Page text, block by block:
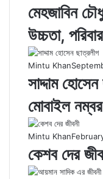
মেহজাবিন
উচ্চতা,
Mintu Khan
সাদ্দাম
মোবাইল নম্বর
Mintu Khan
কেশব দের